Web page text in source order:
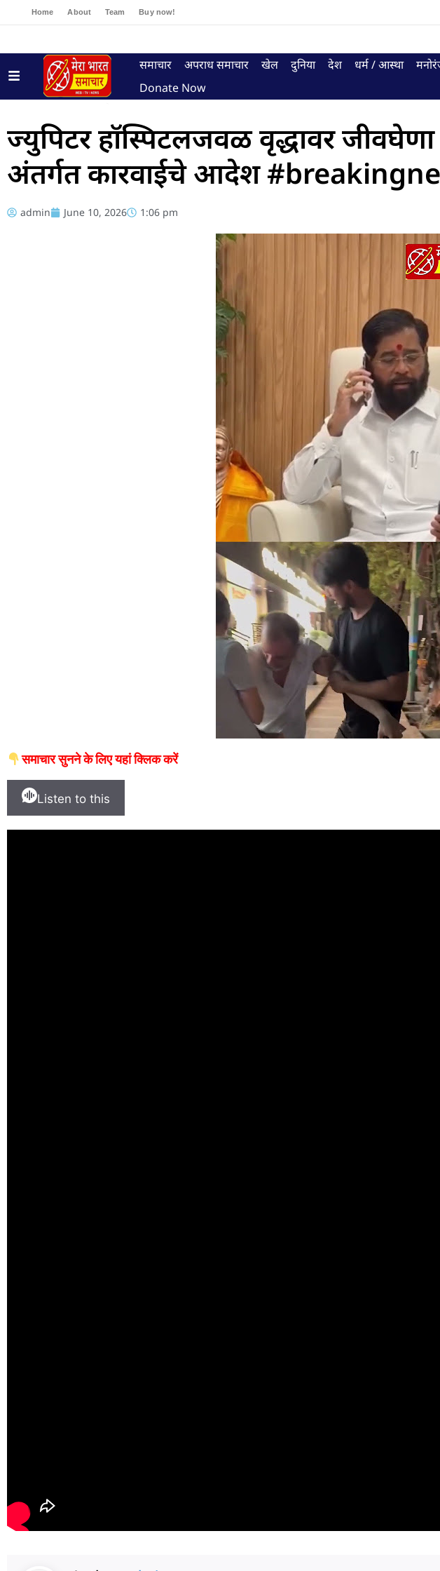
Home About Team Buy now!
समाचार अपराध समाचार खेल दुनिया देश धर्म / आस्था
Donate Now
ज्युपिटर हॉस्पिटलजवळ वृद्धावर
अंतर्गत कारवाईचे आदेश
admin June 10, 2026 1:06 pm
समाचार सुनने के लिए यहां क्लिक करें
Listen to this